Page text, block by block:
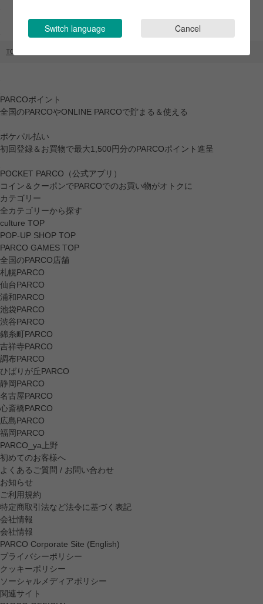
TOP
PARCOポイント
全国のPARCOやONLINE PARCOで貯まる＆使える
ポケパル払い
初回登録＆お買物で最大1,500円分のPARCOポイント進呈
POCKET PARCO（公式アプリ）
コイン＆クーポンでPARCOでのお買い物がオトクに
カテゴリー
全カテゴリーから探す
culture TOP
POP-UP SHOP TOP
PARCO GAMES TOP
全国のPARCO店舗
札幌PARCO
仙台PARCO
浦和PARCO
池袋PARCO
渋谷PARCO
錦糸町PARCO
吉祥寺PARCO
調布PARCO
ひばりが丘PARCO
静岡PARCO
名古屋PARCO
心斎橋PARCO
広島PARCO
福岡PARCO
PARCO_ya上野
初めてのお客様へ
よくあるご質問 / お問い合わせ
お知らせ
ご利用規約
特定商取引法など法令に基づく表記
会社情報
会社情報
PARCO Corporate Site (English)
プライバシーポリシー
クッキーポリシー
ソーシャルメディアポリシー
関連サイト
Switch language Cancel